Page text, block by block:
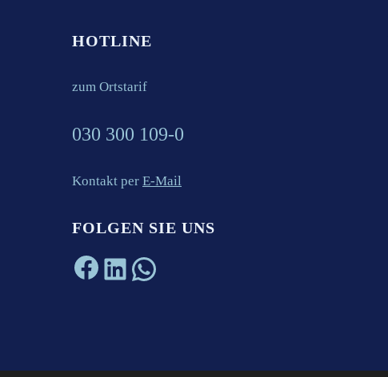
HOTLINE
zum Ortstarif
030 300 109-0
Kontakt per E-Mail
FOLGEN SIE UNS
Facebook
LinkedIn